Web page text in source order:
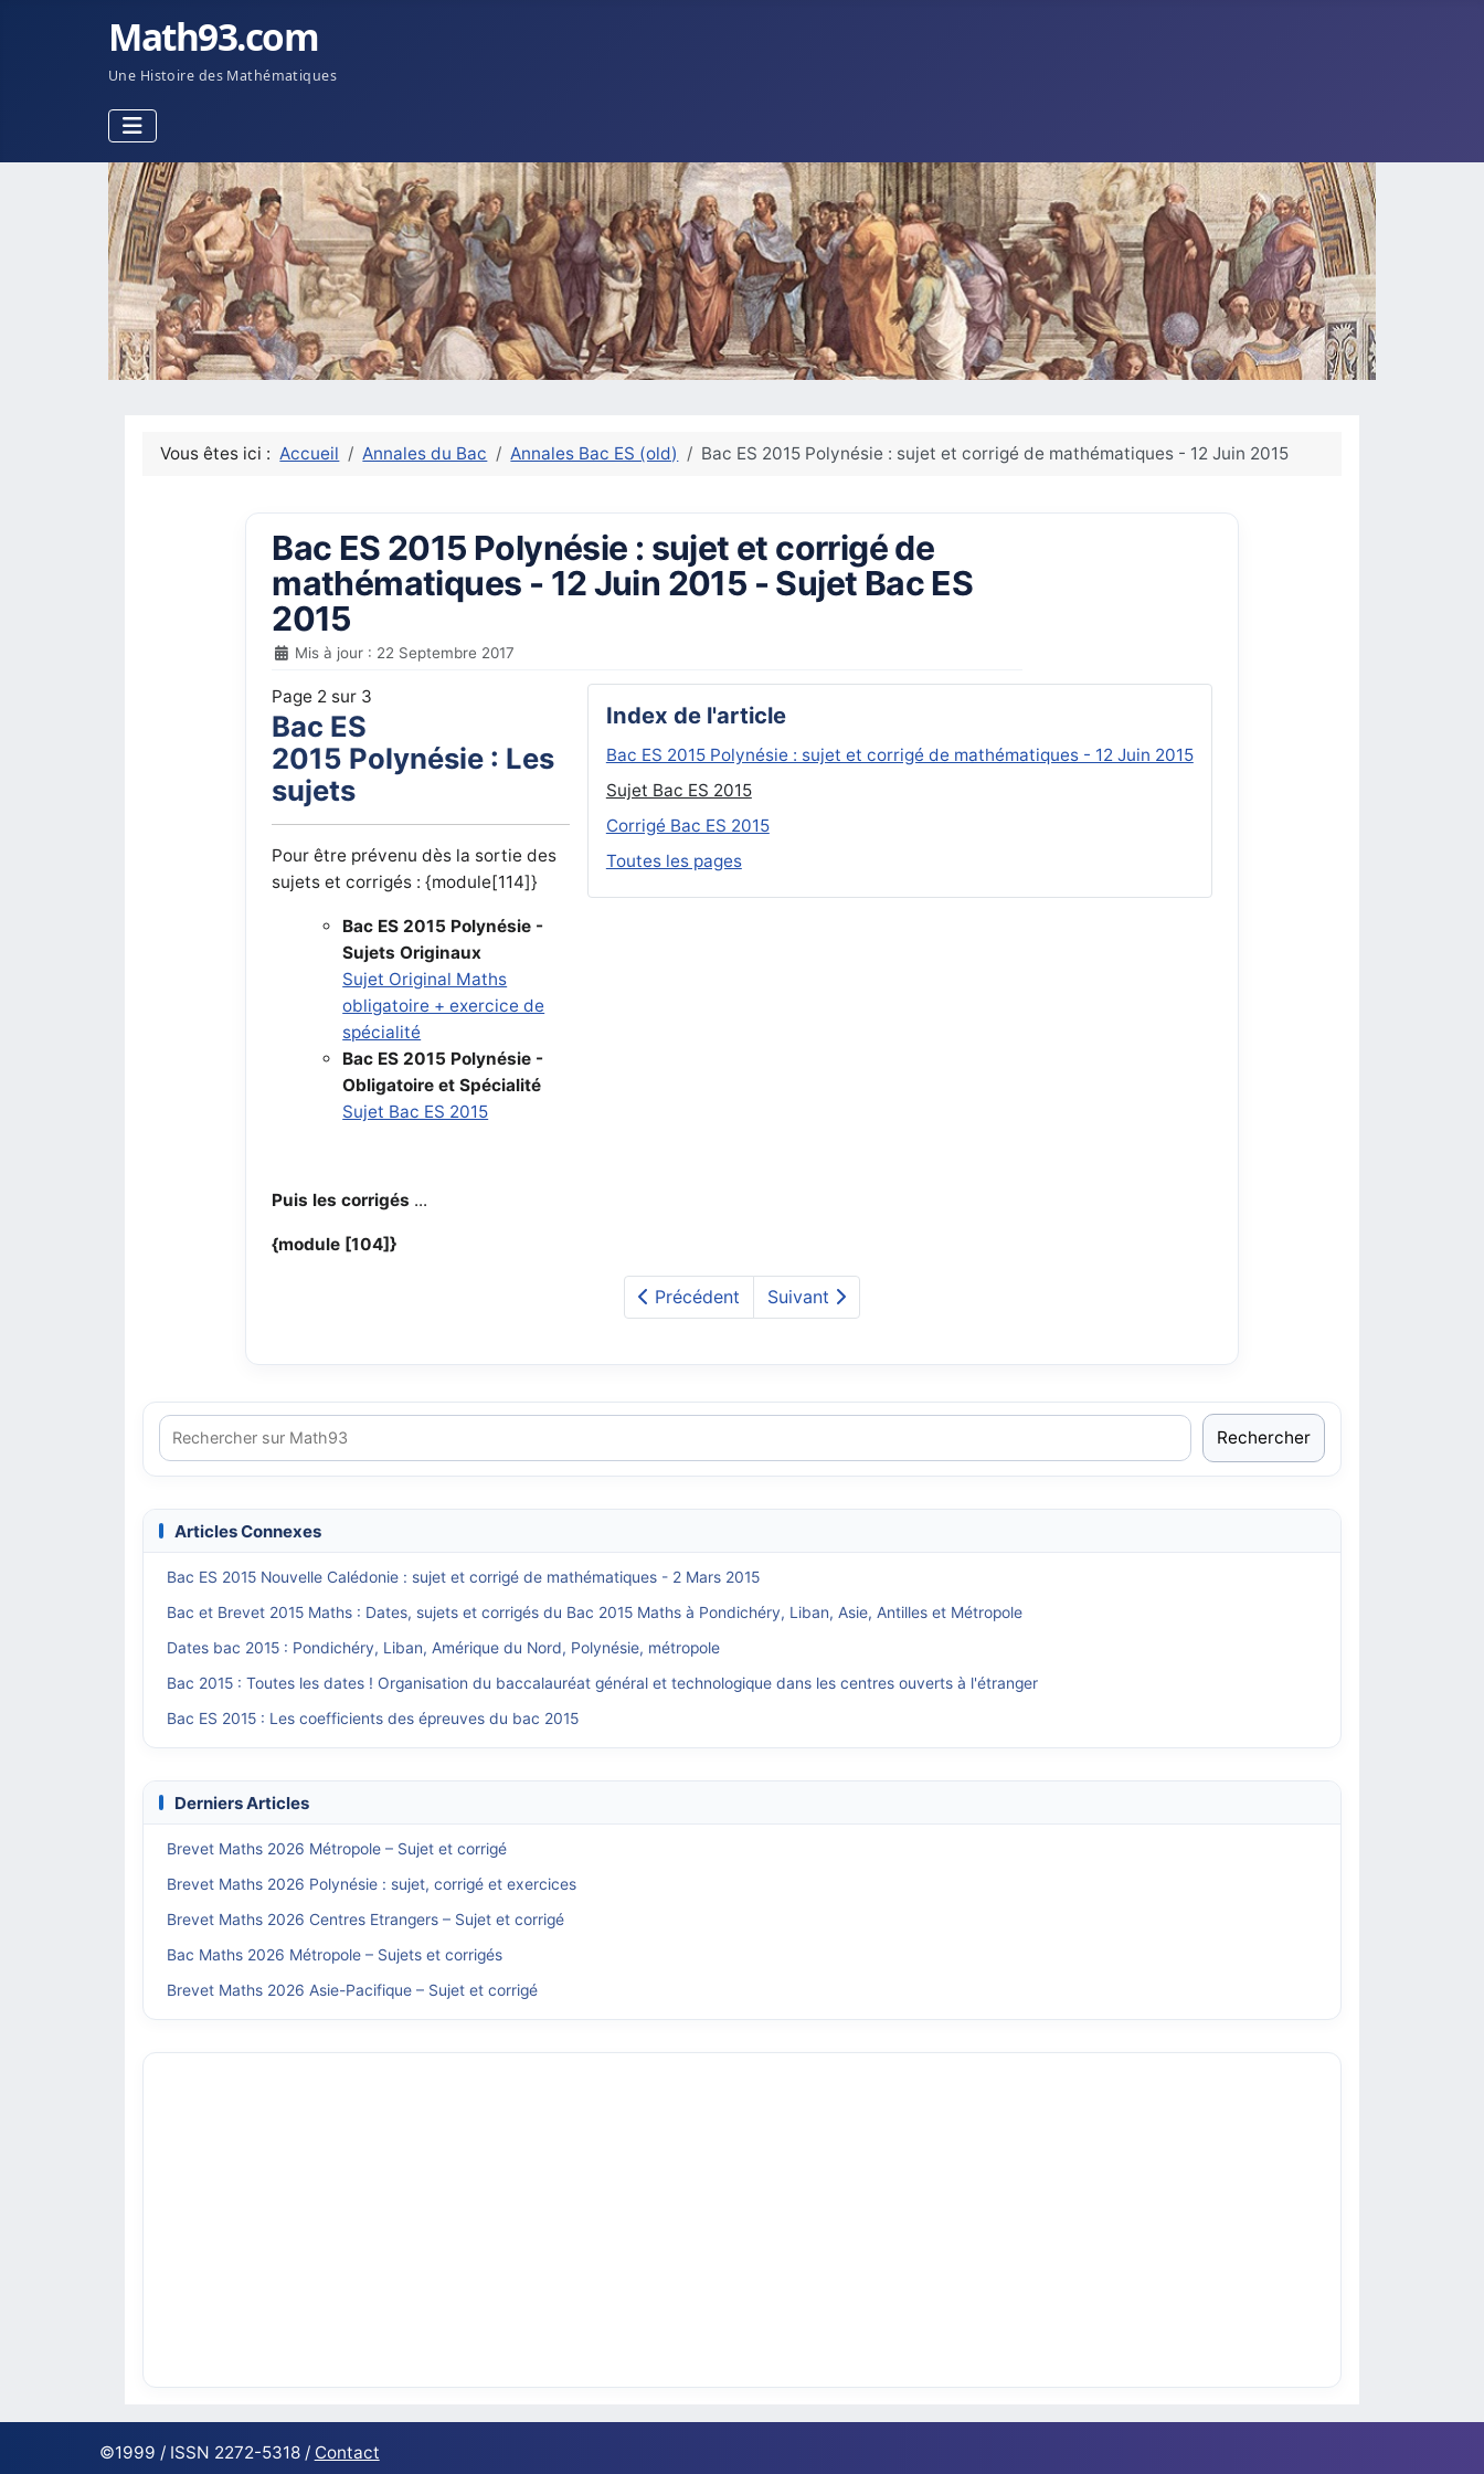
Math93.com
Une Histoire des Mathématiques
Vous êtes ici :Accueil Annales du Bac Annales Bac ES (old) Bac ES 2015 Polynésie : sujet et corrigé de mathématiques - 12 Juin 2015
Bac ES 2015 Polynésie : sujet et corrigé de
mathématiques - 12 Juin 2015 - Sujet Bac ES
2015
Mis à jour : 22 Septembre 2017
Index de l'article
Bac ES 2015 Polynésie : sujet et corrigé de mathématiques - 12 Juin 2015
Sujet Bac ES 2015
Corrigé Bac ES 2015
Toutes les pages
Page 2 sur 3
Bac ES
2015 Polynésie : Les
sujets
Pour être prévenu dès la sortie des
sujets et corrigés : {module[114]}
Bac ES 2015 Polynésie -
Sujets Originaux
Sujet Original Maths
obligatoire + exercice de
spécialité
Bac ES 2015 Polynésie -
Obligatoire et Spécialité
Sujet Bac ES 2015
Puis les corrigés ...
{module [104]}
Précédent Suivant
Rechercher
Articles Connexes
Bac ES 2015 Nouvelle Calédonie : sujet et corrigé de mathématiques - 2 Mars 2015
Bac et Brevet 2015 Maths : Dates, sujets et corrigés du Bac 2015 Maths à Pondichéry, Liban, Asie, Antilles et Métropole
Dates bac 2015 : Pondichéry, Liban, Amérique du Nord, Polynésie, métropole
Bac 2015 : Toutes les dates ! Organisation du baccalauréat général et technologique dans les centres ouverts à l'étranger
Bac ES 2015 : Les coefficients des épreuves du bac 2015
Derniers Articles
Brevet Maths 2026 Métropole – Sujet et corrigé
Brevet Maths 2026 Polynésie : sujet, corrigé et exercices
Brevet Maths 2026 Centres Etrangers – Sujet et corrigé
Bac Maths 2026 Métropole – Sujets et corrigés
Brevet Maths 2026 Asie-Pacifique – Sujet et corrigé
©1999 / ISSN 2272-5318 / Contact